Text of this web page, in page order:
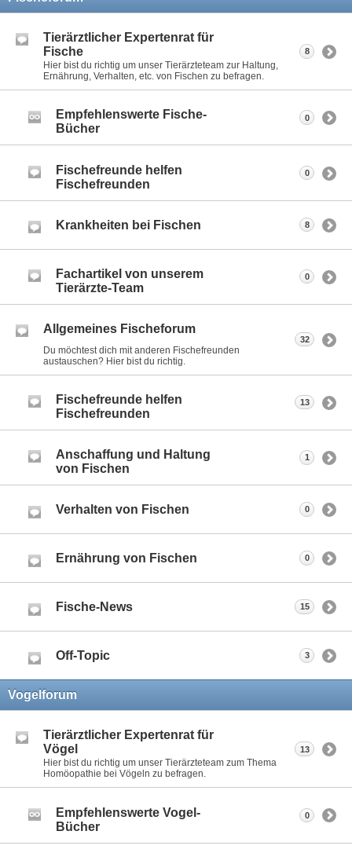
Tierärztlicher Expertenrat für
Fische
Hier bist du richtig um unser Tierärzteteam zur Haltung,
Ernährung, Verhalten, etc. von Fischen zu befragen.
8
Empfehlenswerte Fische-
Bücher
0
Fischefreunde helfen
Fischefreunden
0
Krankheiten bei Fischen 8
Fachartikel von unserem
Tierärzte-Team
0
Allgemeines Fischeforum
Du möchtest dich mit anderen Fischefreunden
austauschen? Hier bist du richtig.
32
Fischefreunde helfen
Fischefreunden
13
Anschaffung und Haltung
von Fischen
1
Verhalten von Fischen 0
Ernährung von Fischen 0
Fische-News 15
Off-Topic 3
Vogelforum
Tierärztlicher Expertenrat für
Vögel
Hier bist du richtig um unser Tierärzteteam zum Thema
Homöopathie bei Vögeln zu befragen.
13
Empfehlenswerte Vogel-
Bücher
0